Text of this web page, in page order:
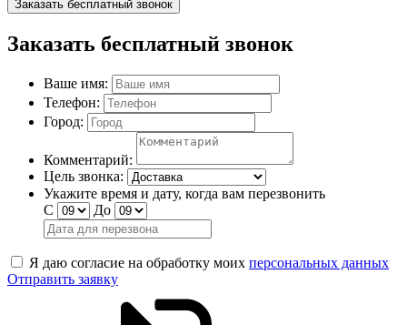
Заказать бесплатный звонок
Заказать бесплатный звонок
Ваше имя:
Телефон:
Город:
Комментарий:
Цель звонка:
Укажите время и дату, когда вам перезвонить
С
До
Я даю согласие на обработку моих персональных данных
Отправить заявку